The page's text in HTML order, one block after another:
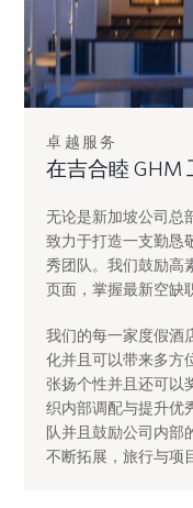
卓越服务
在吉合睦 GHM
无论是新加坡公司总
致力于打造一支勤恳
秀团队。我们鼓励高
页面，掌握最新空缺
我们的每一家度假酒
化并且可以带来多方
张扬个性并且还可以
织内部调配与提升优
队并且鼓励公司内部
不断拓展，旅行与项